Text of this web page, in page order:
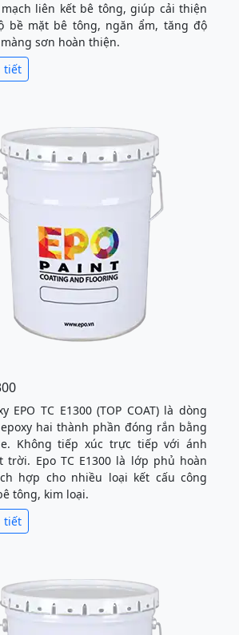
liên kết bê tông, giúp cải thiện
bề mặt bê tông, ngăn ẩm, tăng độ
sơn hoàn thiện.
tiết
EPO TC E1300 (TOP COAT) là dòng
hai thành phần đóng rắn bằng
Không tiếp xúc trực tiếp với ánh
trời. Epo TC E1300 là lớp phủ hoàn
hợp cho nhiều loại kết cấu công
tông, kim loại.
tiết